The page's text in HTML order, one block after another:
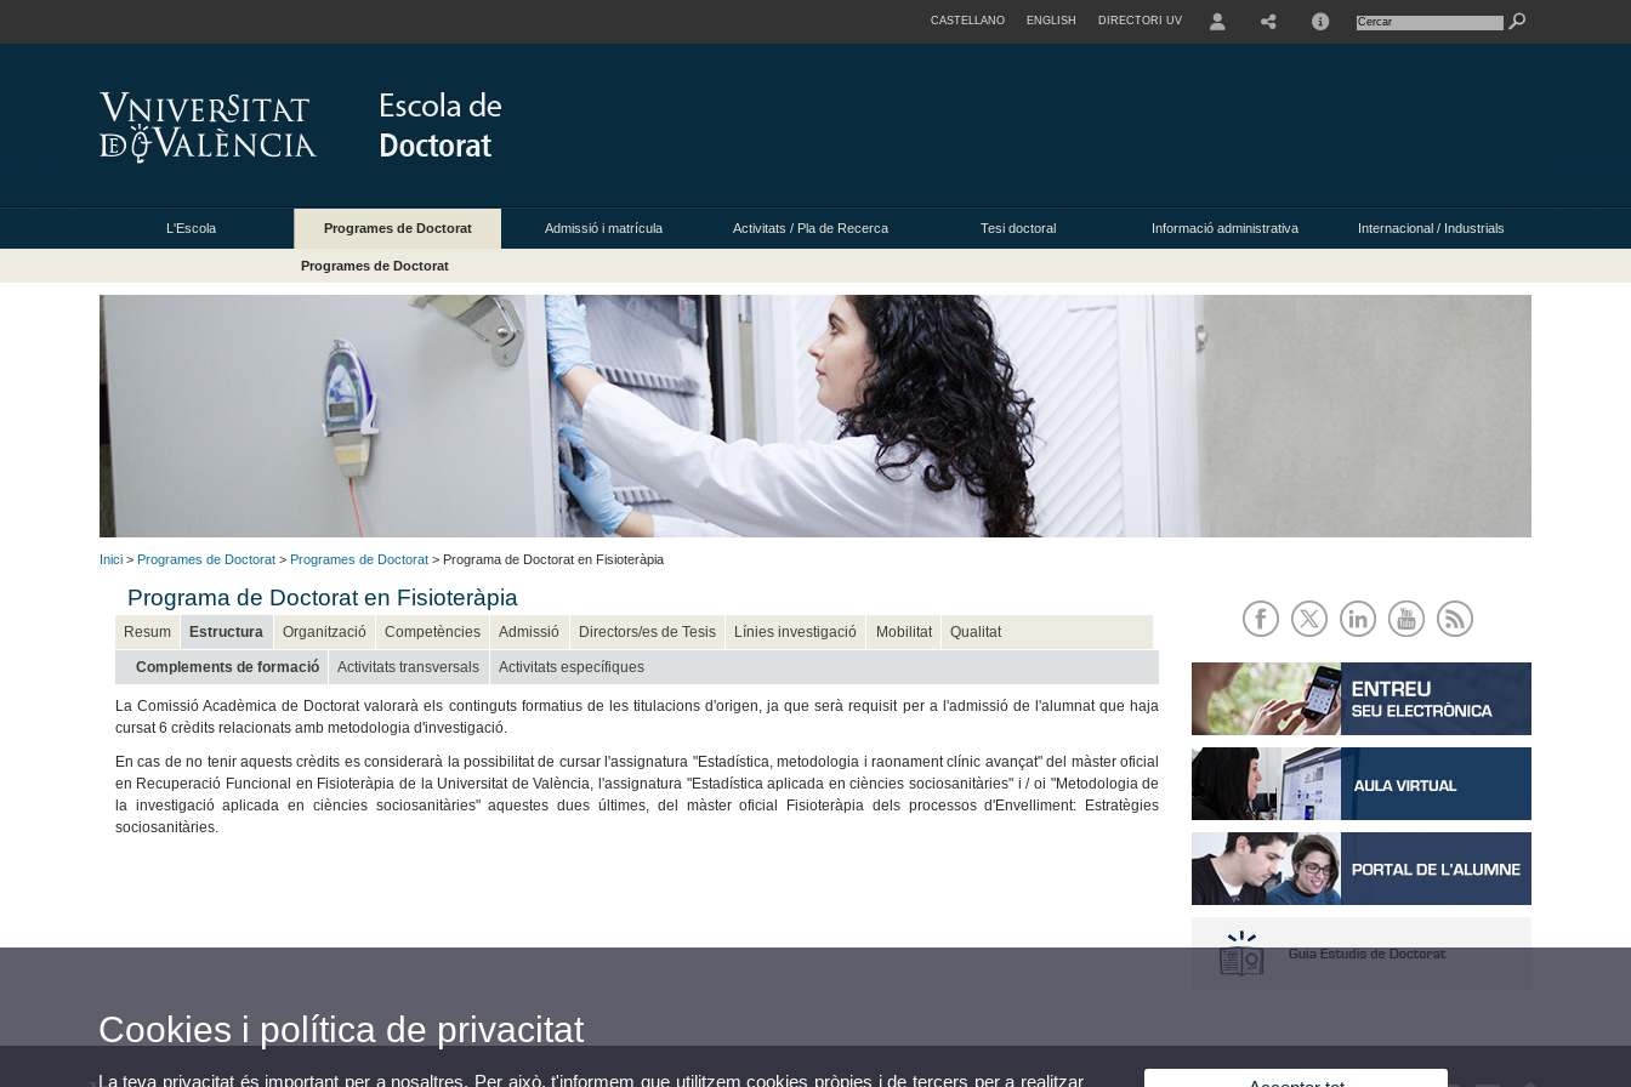
CASTELLANO ENGLISH DIRECTORI UV
L'Escola Programes de Doctorat Admissió i matrícula Activitats / Pla de Recerca Tesi doctoral Informació administrativa Internacional / Industrials
Programes de Doctorat
Inici > Programes de Doctorat > Programes de Doctorat > Programa de Doctorat en Fisioteràpia
Programa de Doctorat en Fisioteràpia
Resum Estructura Organització Competències Admissió Directors/es de Tesis Línies investigació Mobilitat Qualitat
Complements de formació Activitats transversals Activitats específiques
La Comissió Acadèmica de Doctorat valorarà els continguts formatius de les titulacions d'origen, ja que serà requisit per a l'admissió de l'alumnat que haja
cursat 6 crèdits relacionats amb metodologia d'investigació.
En cas de no tenir aquests crèdits es considerarà la possibilitat de cursar l'assignatura "Estadística, metodologia i raonament clínic avançat" del màster oficial
en Recuperació Funcional en Fisioteràpia de la Universitat de València, l'assignatura "Estadística aplicada en ciències sociosanitàries" i / oi "Metodologia de
la investigació aplicada en ciències sociosanitàries" aquestes dues últimes, del màster oficial Fisioteràpia dels processos d'Envelliment: Estratègies
sociosanitàries.
Cookies i política de privacitat
La teva privacitat és important per a nosaltres. Per això, t'informem que utilitzem cookies pròpies i de tercers per a realitzar